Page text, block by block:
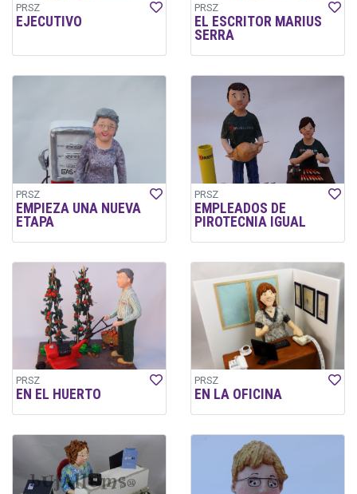
PRSZ
EJECUTIVO
PRSZ
EL ESCRITOR MARIUS
SERRA
PRSZ
EMPIEZA UNA NUEVA
ETAPA
PRSZ
EMPLEADOS DE
PIROTECNIA IGUAL
PRSZ
EN EL HUERTO
PRSZ
EN LA OFICINA